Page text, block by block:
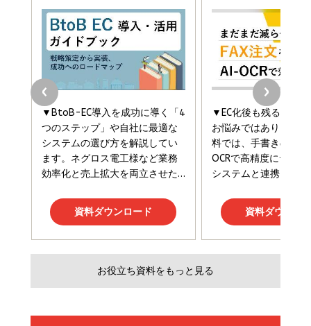
Brand Shift(ブランド・シフト): 「信頼」で選ばれ
る時代の成長戦略
￥2,420
マーケティングの真実 P&G・グリコで学んだ失敗
と成長の法則
￥2,200
Amazonランキングをもっと見る
￥880
ママ投資家が育休中に１億貯めた株式投資
￥1,870
組織の成果を最大化する ルールのデザイン
￥1,980
Amazonランキングをもっと見る
影響力の武器［新版］：人を動かす七つの原理
￥3,190
フィードバック経営 「沈黙の組織」から「高め合う
組織」へ
Amazonランキングをもっと見る